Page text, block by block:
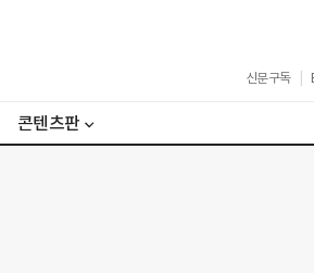
신문구독
콘텐츠판